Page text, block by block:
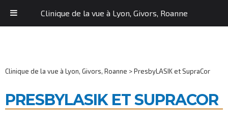
Clinique de la vue à Lyon, Givors, Roanne >PresbyLASIK et SupraCor
PRESBYLASIK ET SUPRACOR
Clinique de la vue à Lyon, Givors, Roanne